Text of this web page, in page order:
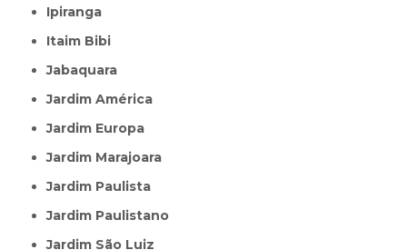
Ipiranga
Itaim Bibi
Jabaquara
Jardim América
Jardim Europa
Jardim Marajoara
Jardim Paulista
Jardim Paulistano
Jardim São Luiz